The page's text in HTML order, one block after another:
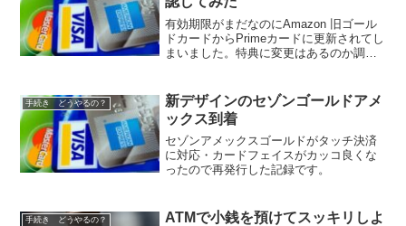
有効期限がまだなのにAmazon 旧ゴール
ドカードからPrimeカードに更新されてし
まいました。特典に変更はあるのか調べ
手続き どうやるの？
新デザインのセゾンゴールドアメ
ックス到着
セゾンアメックスゴールドがタッチ決済
に対応・カードフェイスがカッコ良くな
ったので再発行した記録です。
手続き どうやるの？
ATMで小銭を預けてスッキリしよ